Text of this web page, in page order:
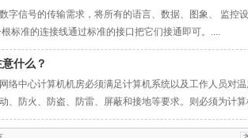
字信号的传输需求，将所有的语言、数据、图象、 监控
标准的连接线通过标准的接口把它们接通即可。....
什么？
络中心计算机机房必须满足计算机系统以及工作人员对
、防火、防盗、防雷、屏蔽和接地等要求。则必须为计算